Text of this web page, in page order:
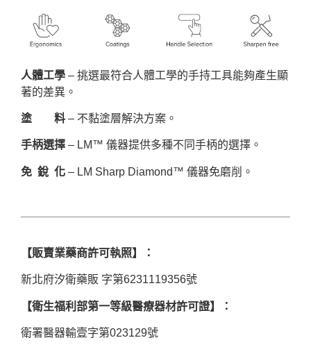
人體工學 – 挑選最符合人體工學的手持工具能夠產生顯
著的差異。
塗 料 – 不黏塗層解決方案。
手柄選擇 – LM™ 儀器提供多種不同手柄的選擇。
免 銳 化 – LM Sharp Diamond™ 儀器免磨削。
【販賣業藥商許可執照】：
新北府汐衛藥販 字第6231119356號
【衛生福利部第一等級醫療器材許可證】：
衛署醫器輸壹字第023129號